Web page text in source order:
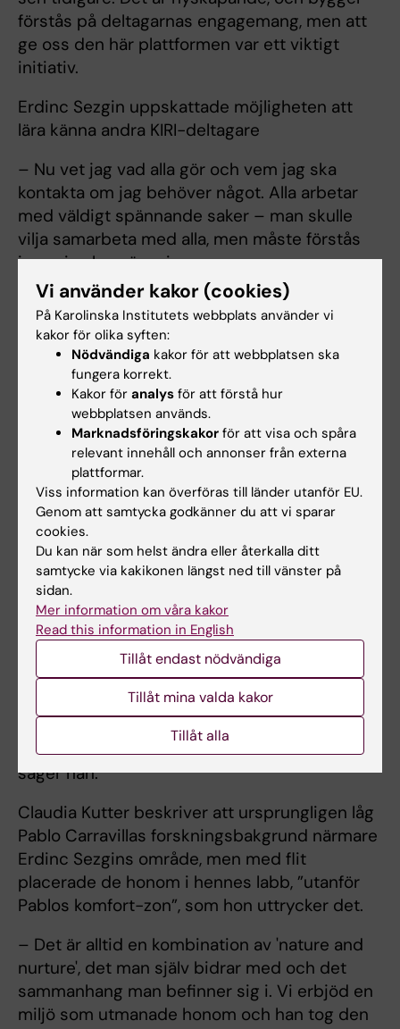
förstås på deltagarnas engagemang, men att
ge oss den här plattformen var ett viktigt
initiativ.
Erdinc Sezgin uppskattade möjligheten att
lära känna andra KIRI-deltagare
– Nu vet jag vad alla gör och vem jag ska
kontakta om jag behöver något. Alla arbetar
med väldigt spännande saker – man skulle
vilja samarbeta med alla, men måste förstås
inse sina begränsningar.
Även för deras postdoktor Pablo Carravilla var
samarbetsprojektet en framgångshistoria.
– Han är nu professor i Spanien och leder sin
egen forskargrupp. Så vårt forskningsnätverk
har utvidgats från Sverige till Spanien. Vi
fortsätter ha kontakt, och planerar att skicka
studenter mellan våra grupper framöver att
fortsätta lära av varandra, säger Claudia
Kutter.
Erbjuder utmanande miljö
Enligt Erdinc Sezgin kan det vara krävande för
en postdoktor att arbeta i två laboratorier
under två professorer – ”ibland är det
utmanande nog med en”.
– Samtidigt, om det fungerar, är det en
guldgruva. Man får handledning av två
experter inom deras respektive områden,
säger han.
Claudia Kutter beskriver att ursprungligen låg
Pablo Carravillas forskningsbakgrund närmare
Erdinc Sezgins område, men med flit
placerade de honom i hennes labb, ”utanför
Pablos komfort-zon”, som hon uttrycker det.
– Det är alltid en kombination av 'nature and
nurture', det man själv bidrar med och det
sammanhang man befinner sig i. Vi erbjöd en
miljö som utmanade honom och han tog den
Vi använder kakor (cookies)
På Karolinska Institutets webbplats använder vi
kakor för olika syften:
Nödvändiga kakor för att webbplatsen ska
fungera korrekt.
Kakor för analys för att förstå hur
webbplatsen används.
Marknadsföringskakor för att visa och spåra
relevant innehåll och annonser från externa
plattformar.
Viss information kan överföras till länder utanför EU.
Genom att samtycka godkänner du att vi sparar
cookies.
Du kan när som helst ändra eller återkalla ditt
samtycke via kakikonen längst ned till vänster på
sidan.
Mer information om våra kakor
Read this information in English
Tillåt endast nödvändiga
Tillåt mina valda kakor
Tillåt alla